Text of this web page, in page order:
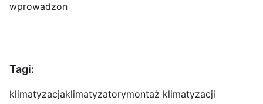
wprowadzon
Tagi:
klimatyzacjaklimatyzatorymontaż klimatyzacji